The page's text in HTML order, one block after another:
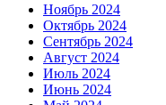
Ноябрь 2024
Октябрь 2024
Сентябрь 2024
Август 2024
Июль 2024
Июнь 2024